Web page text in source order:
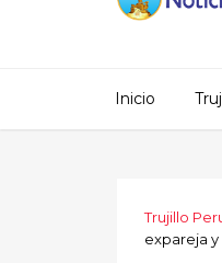
Inicio
Trujillo
expareja y